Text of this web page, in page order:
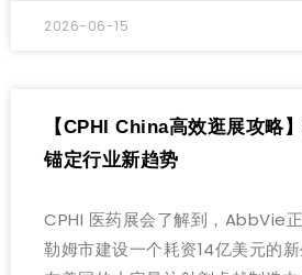
2026-06-15
【CPHI China高效逛展攻略
锚定行业新趋势
CPHI 医药展会了解到，AbbVie
勒姆市建设一个耗资14亿美元的